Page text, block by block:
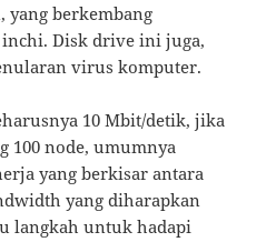
yang berkembang
Disk drive ini juga,
virus komputer.
10 Mbit/detik, jika
100 node, umumnya
yang berkisar antara
yang diharapkan
langkah untuk hadapi